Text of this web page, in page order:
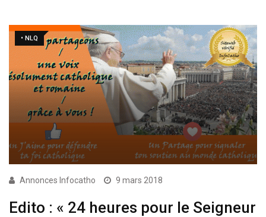
• NLQ
Annonces Infocatho 9 mars 2018
Edito : « 24 heures pour le Seigneur